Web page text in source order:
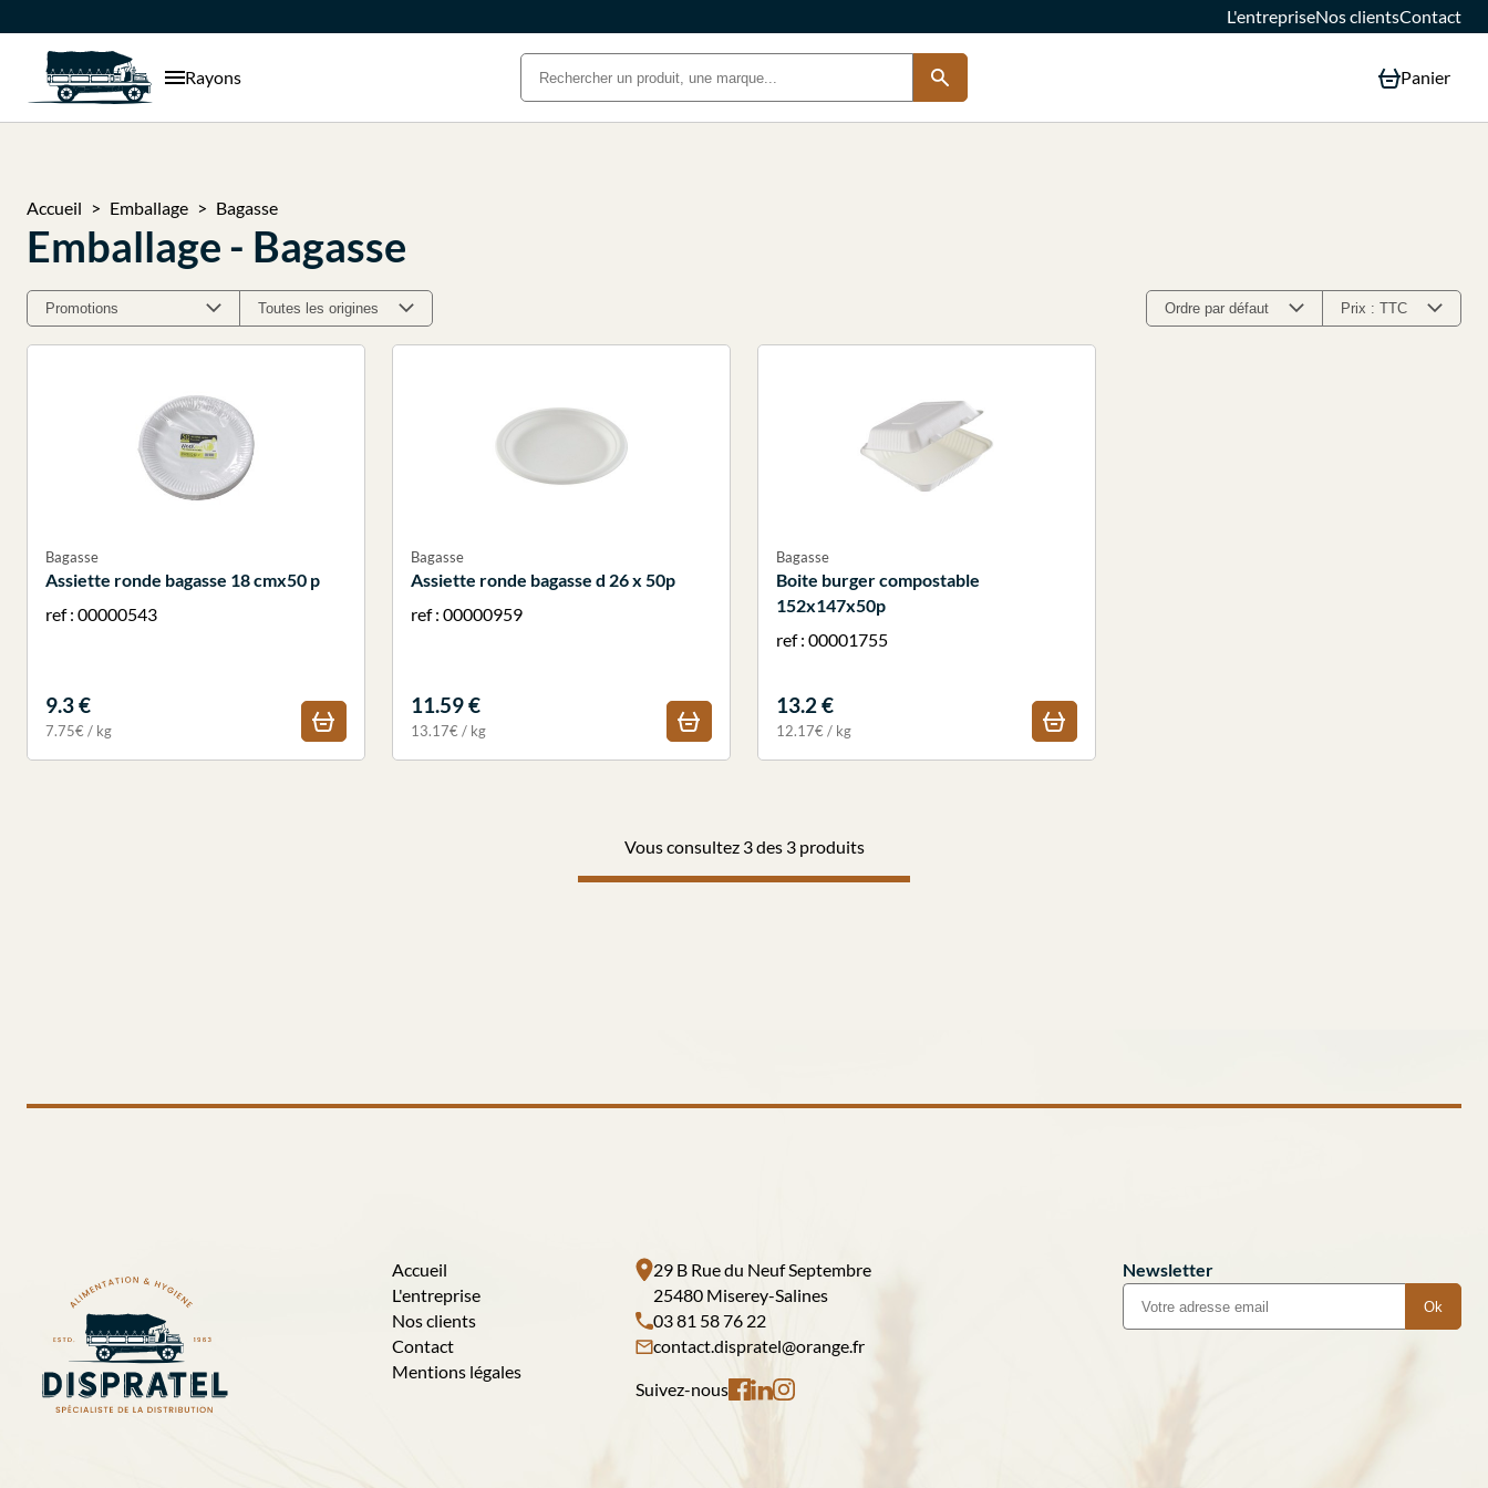
L'entrepriseNos clientsContact
Rayons Panier
Accueil Emballage Bagasse
Emballage - Bagasse
Bagasse
Assiette ronde bagasse 18 cmx50 p
ref : 00000543
9.3 €
7.75€ / kg
Bagasse
Assiette ronde bagasse d 26 x 50p
ref : 00000959
11.59 €
13.17€ / kg
Bagasse
Boite burger compostable
152x147x50p
ref : 00001755
13.2 €
12.17€ / kg
Vous consultez 3 des 3 produits
Accueil
L'entreprise
Nos clients
Contact
Mentions légales
29 B Rue du Neuf Septembre
25480 Miserey-Salines
03 81 58 76 22
contact.dispratel@orange.fr
Suivez-nous
Newsletter
Ok